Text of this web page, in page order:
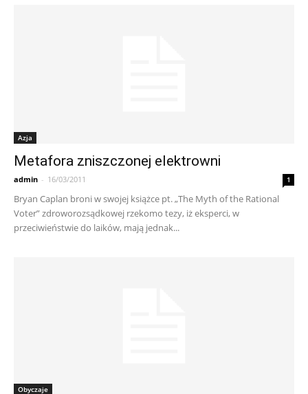
Azja
Metafora zniszczonej elektrowni
admin - 16/03/2011 1
Bryan Caplan broni w swojej książce pt. „The Myth of the Rational
Voter” zdroworozsądkowej rzekomo tezy, iż eksperci, w
przeciwieństwie do laików, mają jednak...
Obyczaje